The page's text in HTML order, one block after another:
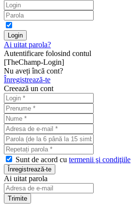
Ai uitat parola?
Autentificare folosind contul
[TheChamp-Login]
Nu aveți încă cont?
Înregistrează-te
Creează un cont
Sunt de acord cu termenii şi condiţiile
Ai uitat parola